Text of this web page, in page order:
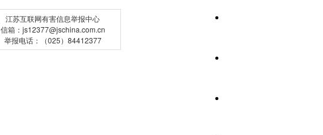
江苏互联网有害信息举报中心
信箱：js12377@jschina.com.cn
举报电话：（025）84412377